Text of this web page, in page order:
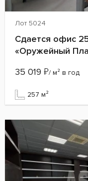
Лот 5024
Сдается офис
«Оружейный
35 019 ₽/ м² в год
257 м²